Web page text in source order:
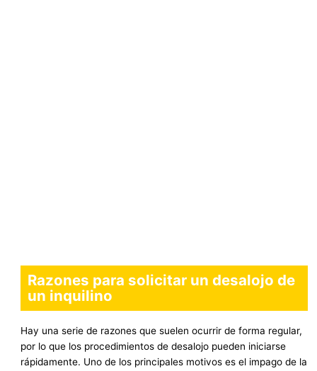
Razones para solicitar un desalojo de
un inquilino
Hay una serie de razones que suelen ocurrir de forma regular,
por lo que los procedimientos de desalojo pueden iniciarse
rápidamente. Uno de los principales motivos es el impago de la